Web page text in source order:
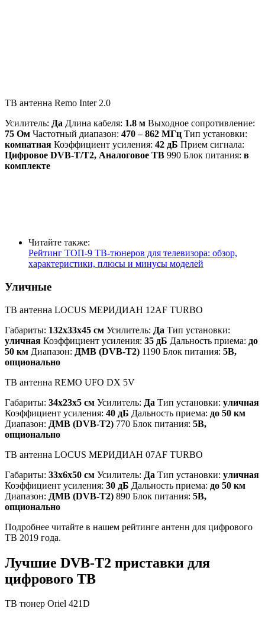
ТВ антенна Remo Inter 2.0
Усилитель: Да Длина кабеля: 1.8 м Выходное сопротивление:
75 Ом Частотный диапазон: 470 – 862 МГц Тип установки:
комнатная Коэффициент усиления: 42 дБ Прием сигнала:
Цифровое DVB-T/T2, Аналоговое ТВ 990 Блок питания: в
комплекте
Читайте также:
Рейтинг ТОП-9 ТВ-тюнеров для телевизора: обзор,
характеристики, плюсы и минусы моделей
Уличные
ТВ антенна LOCUS МЕРИДИАН 12AF TURBO
Габариты: 132x33x45 см Усилитель: Да Тип установки:
уличная Коэффициент усиления: 35 дБ Дальность приема: до
50 км Диапазон: ДМВ (DVB-T2) 1190 Блок питания: 5В,
опционально
ТВ антенна REMO UFO DX 5V
Габариты: 34x23x5 см Усилитель: Да Тип установки: уличная
Коэффициент усиления: 40 дБ Дальность приема: до 50 км
Диапазон: ДМВ (DVB-T2) 770 Блок питания: 5В,
опционально
ТВ антенна LOCUS МЕРИДИАН 07AF TURBO
Габариты: 33x6x50 см Усилитель: Да Тип установки: уличная
Коэффициент усиления: 30 дБ Дальность приема: до 50 км
Диапазон: ДМВ (DVB-T2) 890 Блок питания: 5В,
опционально
Подробнее читайте в нашем рейтинге антенн для цифрового
ТВ 2019 года.
Лучшие DVB-T2 приставки для
цифрового ТВ
ТВ тюнер Oriel 421D